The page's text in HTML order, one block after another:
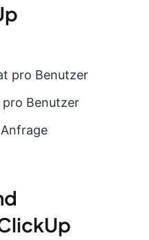
pro Benutzer
Benutzer